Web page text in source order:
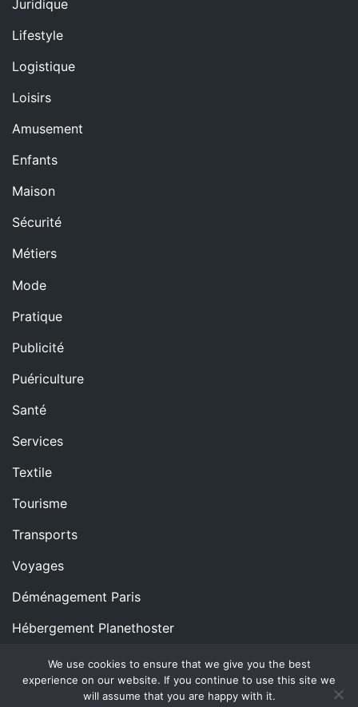
Juridique
Lifestyle
Logistique
Loisirs
Amusement
Enfants
Maison
Sécurité
Métiers
Mode
Pratique
Publicité
Puériculture
Santé
Services
Textile
Tourisme
Transports
Voyages
Déménagement Paris
Hébergement Planethoster
Copyright © All rights reserved. Proudly powered by
We use cookies to ensure that we give you the best
experience on our website. If you continue to use this site we
will assume that you are happy with it.